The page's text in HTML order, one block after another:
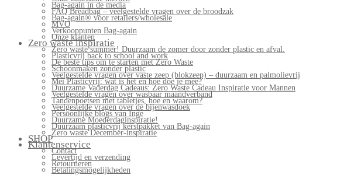
Bag-again in de media
FAQ Breadbag – veelgestelde vragen over de broodzak
Bag-again® voor retailers/wholesale
MVO
Verkooppunten Bag-again
Onze klanten
Zero waste inspiratie
Zero waste summer! Duurzaam de zomer door zonder plastic en afval.
Plasticvrij back to school and work
De beste tips om te starten met Zero Waste
Schoonmaken zonder plastic
Veelgestelde vragen over vaste zeep (blokzeep) – duurzaam en palmolievrij
Mei Plasticvrij: wat is het en hoe doe je mee?
Duurzame Vaderdag Cadeaus: Zero Waste Cadeau Inspiratie voor Mannen
Veelgestelde vragen over wasbaar maandverband
Tandenpoetsen met tabletjes, hoe en waarom?
Veelgestelde vragen over de bijenwasdoek
Persoonlijke blogs van Inge
Duurzame Moederdaginspiratie!
Duurzaam plasticvrij kerstpakket van Bag-again
Zero waste December-inspiratie
SHOP
Klantenservice
Contact
Levertijd en verzending
Retourneren
Betalingsmogelijkheden